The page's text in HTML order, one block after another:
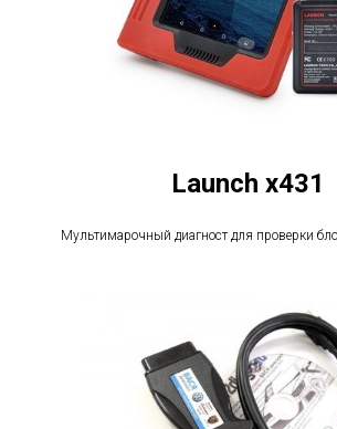
Launch x431
Мультимарочный диагност для проверки